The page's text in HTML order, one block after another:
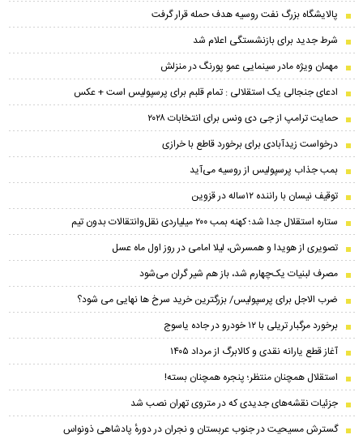
پالایشگاه بزرگ نفت روسیه هدف حمله قرار گرفت
شرط جدید برای بازنشستگی اعلام شد
مهمان ویژه مادر سینمایی عمو پورنگ در منزلش
ادعای جنجالی یک استقلالی : تمام قلبم برای پرسپولیس است + عکس
حمایت ترامپ از جی دی ونس برای انتخابات ۲۰۲۸
درخواست زیدآبادی برای برخورد قاطع با خرازی
بمب جذاب پرسپولیس از روسیه می‌آید
توقیف نیسان با راننده ۱۲ساله در قزوین
ستاره استقلال جدا شد؛ کهنه بمب ۲۰۰ میلیاردی نقل‌وانتقالات بدون تیم
تصویری از هویدا و همسرش، لیلا امامی در روز اول ماه عسل
مصرف لبنیات یک‌چهارم شد، باز هم شیر گران می‌شود
ضرب الاجل برای پرسپولیس/ بزرگترین خرید سرخ ها نهایی می شود؟
برخورد مرگبار تریلی با ۱۲ خودرو در جاده یاسوج
آغاز قطع یارانه نقدی و کالابرگ از مرداد ۱۴۰۵
استقلال همچنان منتظر؛ پنجره همچنان بسته!
جزئیات نقشه‌های جدیدی که در متروی تهران نصب شد
گسترش مسیحیت در جنوب عربستان و نجران در دورهٔ پادشاهی ذونواس